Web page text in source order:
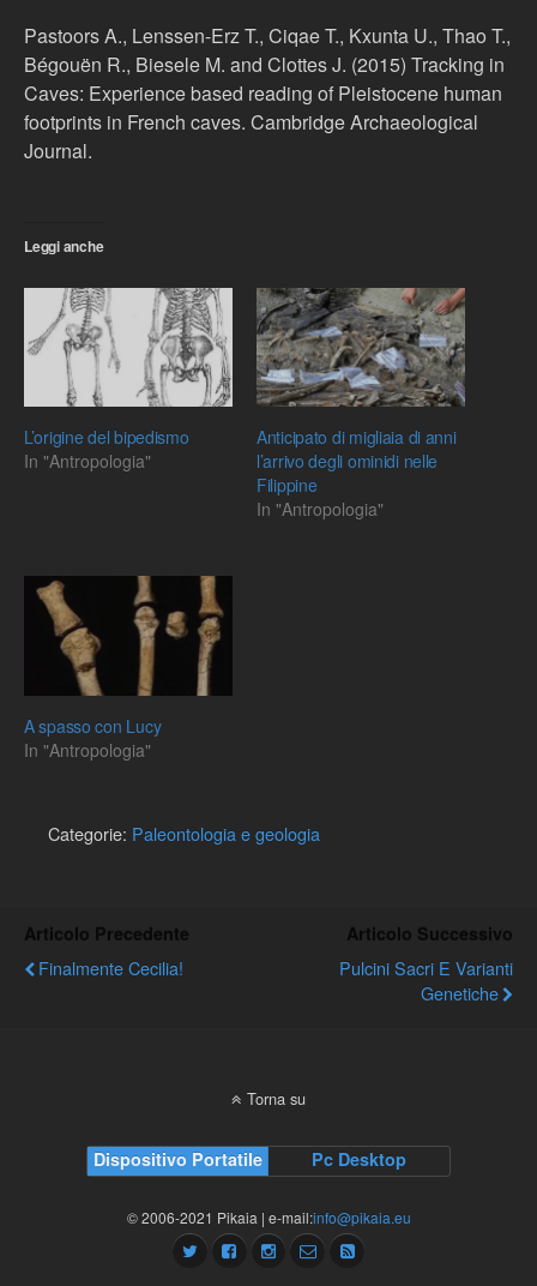
Pastoors A., Lenssen-Erz T., Ciqae T., Kxunta U., Thao T.,
Bégouën R., Biesele M. and Clottes J. (2015) Tracking in
Caves: Experience based reading of Pleistocene human
footprints in French caves. Cambridge Archaeological
Journal.
Leggi anche
L’origine del bipedismo
In "Antropologia"
Anticipato di migliaia di anni
l’arrivo degli ominidi nelle
Filippine
In "Antropologia"
A spasso con Lucy
In "Antropologia"
Categorie: Paleontologia e geologia
Articolo Precedente
Finalmente Cecilia!
Articolo Successivo
Pulcini Sacri E Varianti
Genetiche
Torna su
Dispositivo Portatile Pc Desktop
© 2006-2021 Pikaia | e-mail:info@pikaia.eu